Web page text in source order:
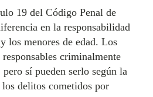
19 del Código Penal de
en la responsabilidad
los menores de edad. Los
criminalmente
sí pueden serlo según la
delitos cometidos por